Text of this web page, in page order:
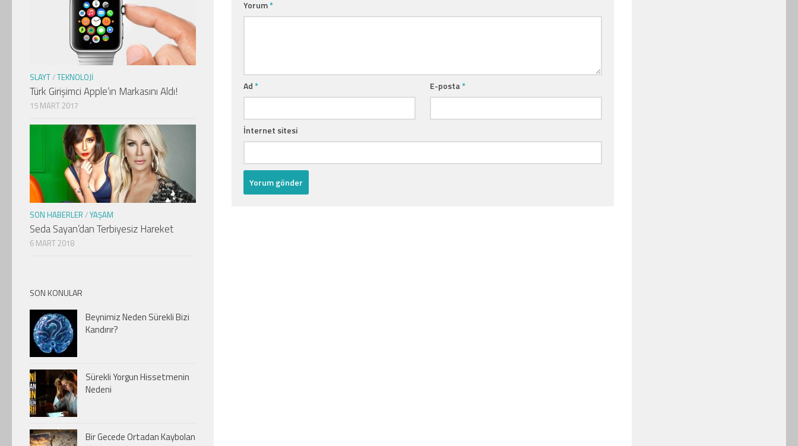
Yorum*
Ad* E-posta*
İnternet sitesi
SLAYT/TEKNOLOJI
Türk Girişimci Apple’ın Markasını Aldı!
15 MART 2017
SON HABERLER /YAŞAM
Seda Sayan’dan Terbiyesiz Hareket
6 MART 2018
SON KONULAR
Beynimiz Neden Sürekli Bizi
Kandırır?
Sürekli Yorgun Hissetmenin
Nedeni
Bir Gecede Ortadan Kaybolan